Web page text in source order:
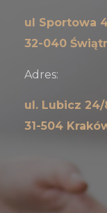
ul Sportowa
32-040
Adres:
ul. Lubicz 24/
31-504